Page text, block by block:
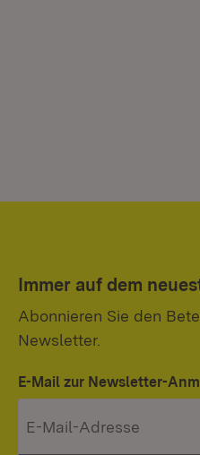
Immer auf dem
Abonnieren Sie den
Newsletter.
E-Mail zur Newsletter-